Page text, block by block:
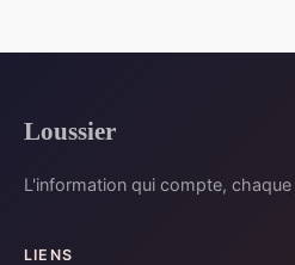
Loussier
L'information qui compte, chaque
LIENS